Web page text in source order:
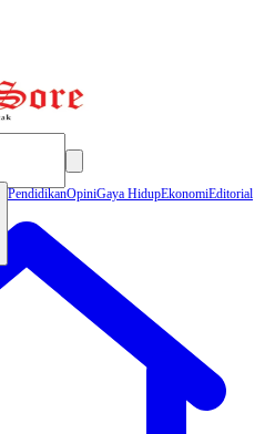
PendidikanOpiniGaya HidupEkonomiEditorial